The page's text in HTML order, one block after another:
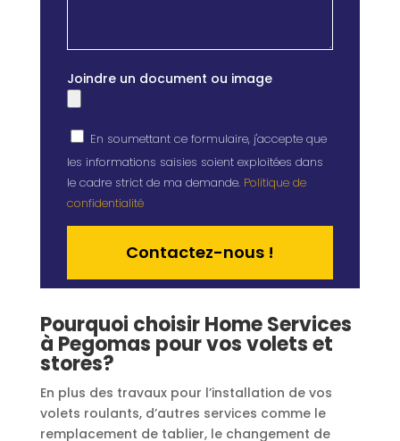
Joindre un document ou image
En soumettant ce formulaire, j'accepte que
les informations saisies soient exploitées dans
le cadre strict de ma demande. Politique de
confidentialité
Pourquoi choisir Home Services
à Pegomas pour vos volets et
stores?
En plus des travaux pour l’installation de vos
volets roulants, d’autres services comme le
remplacement de tablier, le changement de